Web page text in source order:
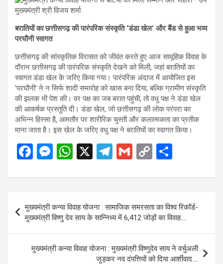
बरातियों का छत्तीसगढ़ की पारंपरिक संस्कृति ‘डंडा खेल’ और बैंड से हुआ भव्य
परघौनी स्वागत
छत्तीसगढ़ की सांस्कृतिक विरासत को जीवंत करते हुए आज सामूहिक विवाह के
दौरान छत्तीसगढ़ की पारंपरिक संस्कृति देखने को मिली, जहां बरातियों का
स्वागत डंडा खेल के जरिए किया गया। पारंपरिक अंदाज में आयोजित इस
’परघौनी’ ने न सिर्फ शादी समारोह को खास बना दिया, बल्कि ग्रामीण संस्कृति
की झलक भी पेश की। वर पक्ष का जब बरात पहुंची, तो वधु पक्ष ने डंडा खेल
की आकर्षक प्रस्तुति दी। डंडा खेल, जो छत्तीसगढ़ की लोक परंपरा का
अभिन्न हिस्सा है, आमतौर पर शारीरिक चुस्ती और कलात्मकता का प्रतीक
माना जाता है। इस खेल के जरिए वधु पक्ष ने बरातियों का स्वागत किया।
F
ce
b
o
o
k
M
se
g
er
W
at
A
p
p
X
T
e
gr
a
m
G
ail
C
py
n
k
ar
e
navigation
मुख्यमंत्री कन्या विवाह योजना : सामाजिक समरसता का विश्व रिकॉर्ड-
मुख्यमंत्री विष्णु देव साय के सान्निध्य में 6,412 जोड़ों का विवाह….
मुख्यमंत्री कन्या विवाह योजना : मुख्यमंत्री विष्णुदेव साय ने वर्चुअली
जुड़कर नव दंपत्तियों को दिया आर्शीवाद….